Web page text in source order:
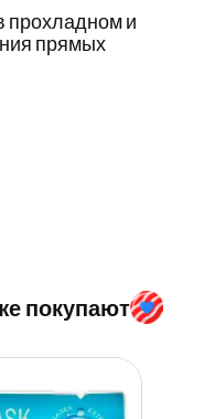
прохладном и
прямых
покупают